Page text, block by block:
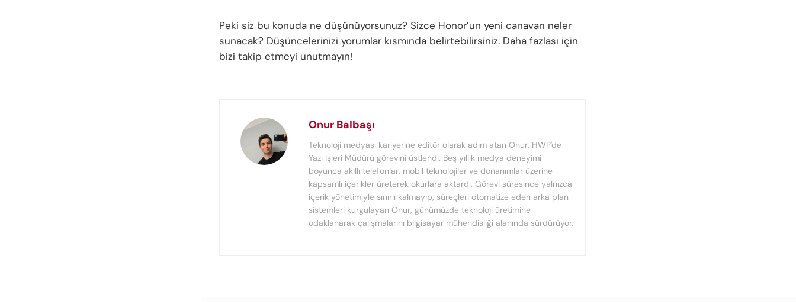
Peki siz bu konuda ne düşünüyorsunuz? Sizce Honor’un yeni canavarı neler
sunacak? Düşüncelerinizi yorumlar kısmında belirtebilirsiniz. Daha fazlası için
bizi takip etmeyi unutmayın!
Onur Balbaşı
Teknoloji medyası kariyerine editör olarak adım atan Onur, HWP'de
Yazı İşleri Müdürü görevini üstlendi. Beş yıllık medya deneyimi
boyunca akıllı telefonlar, mobil teknolojiler ve donanımlar üzerine
kapsamlı içerikler üreterek okurlara aktardı. Görevi süresince yalnızca
içerik yönetimiyle sınırlı kalmayıp, süreçleri otomatize eden arka plan
sistemleri kurgulayan Onur, günümüzde teknoloji üretimine
odaklanarak çalışmalarını bilgisayar mühendisliği alanında sürdürüyor.